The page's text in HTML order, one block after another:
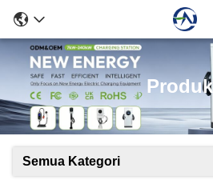
Produk
Semua Kategori